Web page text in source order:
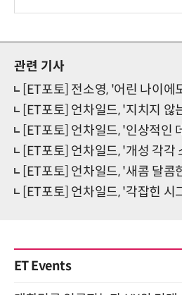
관련 기사
[ET포토] 전소영, '어린 나이
[ET포토] 언차일드, '지치지 않
[ET포토] 언차일드, '인상적인
[ET포토] 언차일드, '개성 각각
[ET포토] 언차일드, '새콤 달콤
[ET포토] 언차일드, '각잡힌 시
ET Events